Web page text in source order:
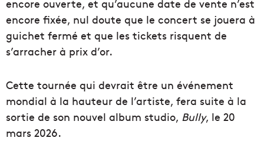
encore ouverte, et qu’aucune date de vente n’est
encore fixée, nul doute que le concert se jouera à
guichet fermé et que les tickets risquent de
s’arracher à prix d’or.
Cette tournée qui devrait être un événement
mondial à la hauteur de l’artiste, fera suite à la
sortie de son nouvel album studio, Bully, le 20
mars 2026.